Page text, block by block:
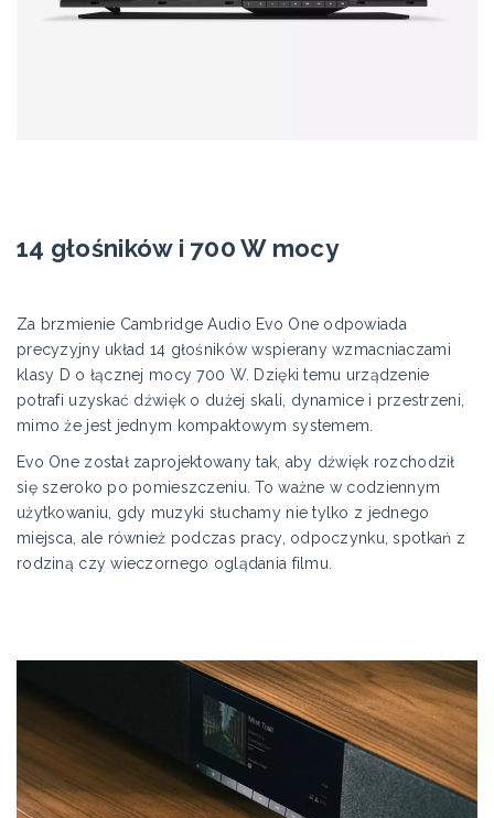
14 głośników i 700 W mocy
Za brzmienie Cambridge Audio Evo One odpowiada
precyzyjny układ 14 głośników wspierany wzmacniaczami
klasy D o łącznej mocy 700 W. Dzięki temu urządzenie
potrafi uzyskać dźwięk o dużej skali, dynamice i przestrzeni,
mimo że jest jednym kompaktowym systemem.
Evo One został zaprojektowany tak, aby dźwięk rozchodził
się szeroko po pomieszczeniu. To ważne w codziennym
użytkowaniu, gdy muzyki słuchamy nie tylko z jednego
miejsca, ale również podczas pracy, odpoczynku, spotkań z
rodziną czy wieczornego oglądania filmu.